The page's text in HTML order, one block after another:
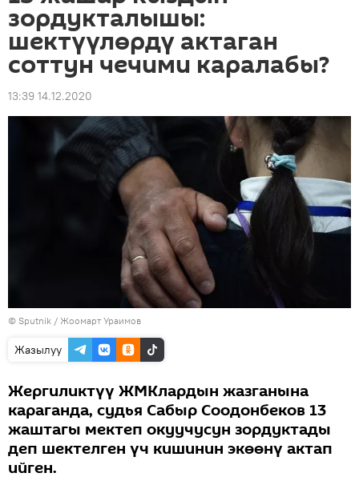
зордукталышы:
шектүүлөрдү актаган
соттун чечими каралабы?
13:39 14.12.2020
© Sputnik / Жоомарт Ураимов
Жазылуу
Жергиликтүү ЖМКлардын жазганына
караганда, судья Сабыр Соодонбеков 13
жаштагы мектеп окуучусун зордуктады
деп шектелген үч кишинин экөөнү актап
ийген.